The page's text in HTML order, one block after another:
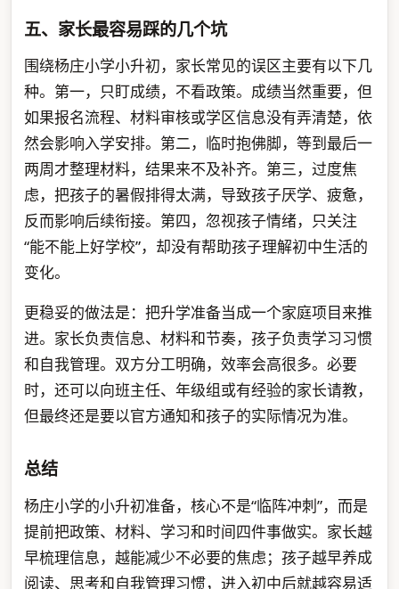
五、家长最容易踩的几个坑
围绕杨庄小学小升初，家长常见的误区主要有以下几
种。第一，只盯成绩，不看政策。成绩当然重要，但
如果报名流程、材料审核或学区信息没有弄清楚，依
然会影响入学安排。第二，临时抱佛脚，等到最后一
两周才整理材料，结果来不及补齐。第三，过度焦
虑，把孩子的暑假排得太满，导致孩子厌学、疲惫，
反而影响后续衔接。第四，忽视孩子情绪，只关注
“能不能上好学校”，却没有帮助孩子理解初中生活的
变化。
更稳妥的做法是：把升学准备当成一个家庭项目来推
进。家长负责信息、材料和节奏，孩子负责学习习惯
和自我管理。双方分工明确，效率会高很多。必要
时，还可以向班主任、年级组或有经验的家长请教，
但最终还是要以官方通知和孩子的实际情况为准。
总结
杨庄小学的小升初准备，核心不是“临阵冲刺”，而是
提前把政策、材料、学习和时间四件事做实。家长越
早梳理信息，越能减少不必要的焦虑；孩子越早养成
阅读、思考和自我管理习惯，进入初中后就越容易适